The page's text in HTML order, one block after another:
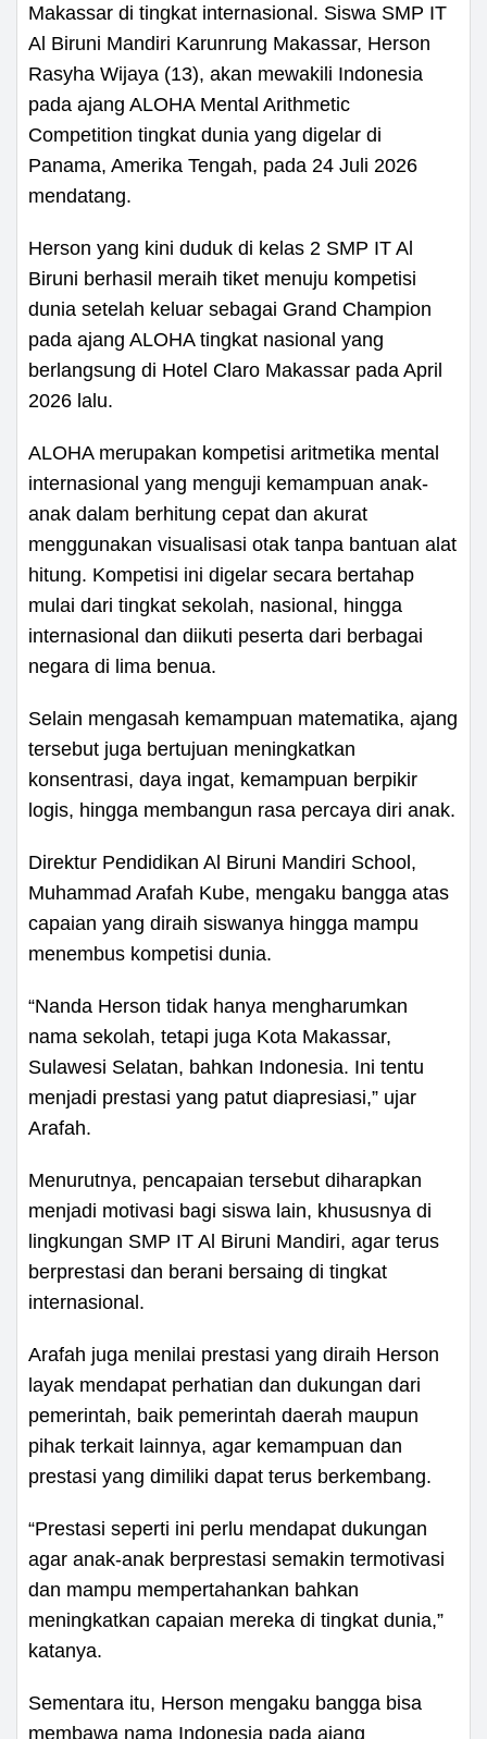
Makassar di tingkat internasional. Siswa SMP IT
Al Biruni Mandiri Karunrung Makassar, Herson
Rasyha Wijaya (13), akan mewakili Indonesia
pada ajang ALOHA Mental Arithmetic
Competition tingkat dunia yang digelar di
Panama, Amerika Tengah, pada 24 Juli 2026
mendatang.
Herson yang kini duduk di kelas 2 SMP IT Al
Biruni berhasil meraih tiket menuju kompetisi
dunia setelah keluar sebagai Grand Champion
pada ajang ALOHA tingkat nasional yang
berlangsung di Hotel Claro Makassar pada April
2026 lalu.
ALOHA merupakan kompetisi aritmetika mental
internasional yang menguji kemampuan anak-
anak dalam berhitung cepat dan akurat
menggunakan visualisasi otak tanpa bantuan alat
hitung. Kompetisi ini digelar secara bertahap
mulai dari tingkat sekolah, nasional, hingga
internasional dan diikuti peserta dari berbagai
negara di lima benua.
Selain mengasah kemampuan matematika, ajang
tersebut juga bertujuan meningkatkan
konsentrasi, daya ingat, kemampuan berpikir
logis, hingga membangun rasa percaya diri anak.
Direktur Pendidikan Al Biruni Mandiri School,
Muhammad Arafah Kube, mengaku bangga atas
capaian yang diraih siswanya hingga mampu
menembus kompetisi dunia.
“Nanda Herson tidak hanya mengharumkan
nama sekolah, tetapi juga Kota Makassar,
Sulawesi Selatan, bahkan Indonesia. Ini tentu
menjadi prestasi yang patut diapresiasi,” ujar
Arafah.
Menurutnya, pencapaian tersebut diharapkan
menjadi motivasi bagi siswa lain, khususnya di
lingkungan SMP IT Al Biruni Mandiri, agar terus
berprestasi dan berani bersaing di tingkat
internasional.
Arafah juga menilai prestasi yang diraih Herson
layak mendapat perhatian dan dukungan dari
pemerintah, baik pemerintah daerah maupun
pihak terkait lainnya, agar kemampuan dan
prestasi yang dimiliki dapat terus berkembang.
“Prestasi seperti ini perlu mendapat dukungan
agar anak-anak berprestasi semakin termotivasi
dan mampu mempertahankan bahkan
meningkatkan capaian mereka di tingkat dunia,”
katanya.
Sementara itu, Herson mengaku bangga bisa
membawa nama Indonesia pada ajang